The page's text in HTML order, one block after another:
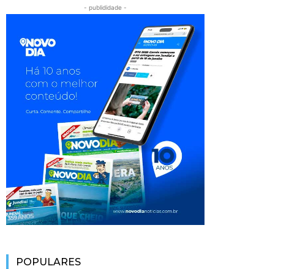
- publididade -
POPULARES